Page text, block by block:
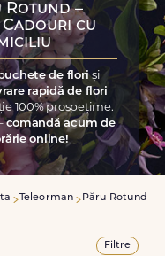
–
cu
buchete de floriși
rapidă de flori
100% prospețime.
comandă acum de
online!
Teleorman Păru Rotund
Filtre